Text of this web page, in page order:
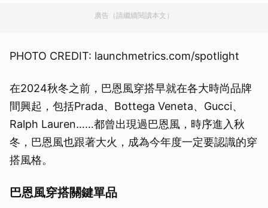
廣告（請繼續閱讀本文）
PHOTO CREDIT: launchmetrics.com/spotlight
在2024秋冬之前，巴恩風穿搭早就在各大時尚品牌
間興起，包括Prada、Bottega Veneta、Gucci、
Ralph Lauren……都曾出現過巴恩風，時序進入秋
冬，巴恩風也跟著大火，成為今年度一定要認識的穿
搭風格。
巴恩風穿搭關鍵單品